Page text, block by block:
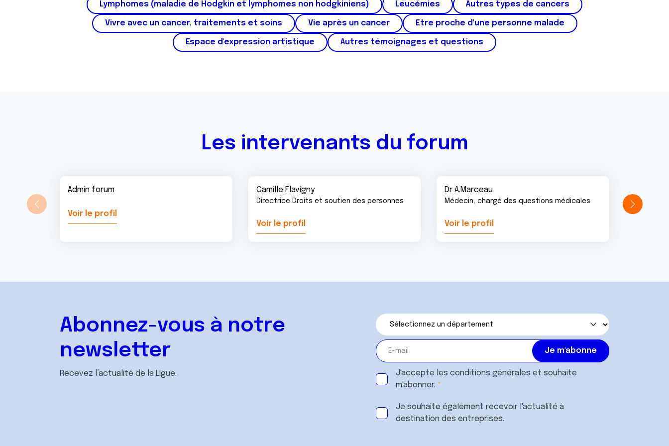
e
m
e
Lymphomes (maladie de Hodgkin et lymphomes non hodgkiniens) Leucémies Autres types de cancers
Vivre avec un cancer, traitements et soins Vie après un cancer Etre proche d'une personne malade
Espace d'expression artistique Autres témoignages et questions
Les intervenants du forum
Admin forum
Voir le profil
Camille Flavigny
Directrice Droits et soutien des personnes
Voir le profil
Dr A.Marceau
Médecin, chargé des questions médicales
Voir le profil
Abonnez-vous à notre
newsletter
Recevez l’actualité de la Ligue. J'accepte les conditions générales et souhaite
m'abonner.
Je souhaite également recevoir l'actualité à
destination des entreprises.